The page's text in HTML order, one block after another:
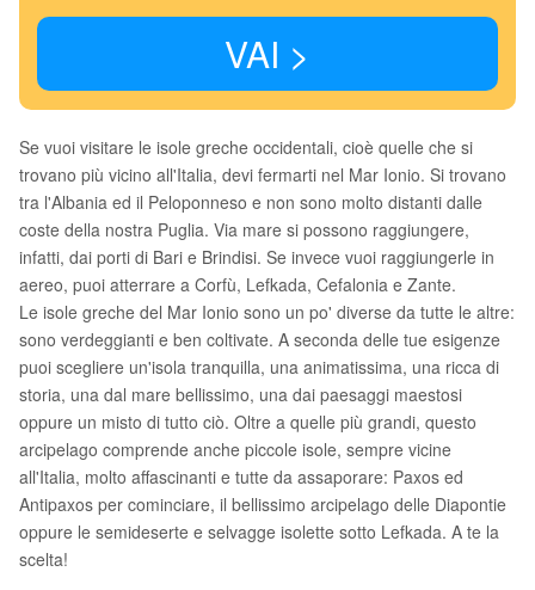
VAI >
Se vuoi visitare le isole greche occidentali, cioè quelle che si
trovano più vicino all'Italia, devi fermarti nel Mar Ionio. Si trovano
tra l'Albania ed il Peloponneso e non sono molto distanti dalle
coste della nostra Puglia. Via mare si possono raggiungere,
infatti, dai porti di Bari e Brindisi. Se invece vuoi raggiungerle in
aereo, puoi atterrare a Corfù, Lefkada, Cefalonia e Zante.
Le isole greche del Mar Ionio sono un po' diverse da tutte le altre:
sono verdeggianti e ben coltivate. A seconda delle tue esigenze
puoi scegliere un'isola tranquilla, una animatissima, una ricca di
storia, una dal mare bellissimo, una dai paesaggi maestosi
oppure un misto di tutto ciò. Oltre a quelle più grandi, questo
arcipelago comprende anche piccole isole, sempre vicine
all'Italia, molto affascinanti e tutte da assaporare: Paxos ed
Antipaxos per cominciare, il bellissimo arcipelago delle Diapontie
oppure le semideserte e selvagge isolette sotto Lefkada. A te la
scelta!